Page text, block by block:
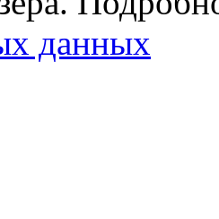
данных